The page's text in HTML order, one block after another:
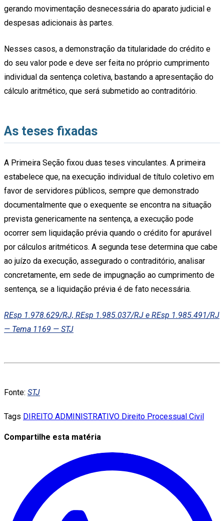
gerando movimentação desnecessária do aparato judicial e
despesas adicionais às partes.
Nesses casos, a demonstração da titularidade do crédito e
do seu valor pode e deve ser feita no próprio cumprimento
individual da sentença coletiva, bastando a apresentação do
cálculo aritmético, que será submetido ao contraditório.
As teses fixadas
A Primeira Seção fixou duas teses vinculantes. A primeira
estabelece que, na execução individual de título coletivo em
favor de servidores públicos, sempre que demonstrado
documentalmente que o exequente se encontra na situação
prevista genericamente na sentença, a execução pode
ocorrer sem liquidação prévia quando o crédito for apurável
por cálculos aritméticos. A segunda tese determina que cabe
ao juízo da execução, assegurado o contraditório, analisar
concretamente, em sede de impugnação ao cumprimento de
sentença, se a liquidação prévia é de fato necessária.
REsp 1.978.629/RJ, REsp 1.985.037/RJ e REsp 1.985.491/RJ
— Tema 1169 — STJ
Fonte: STJ
Tags DIREITO ADMINISTRATIVO Direito Processual Civil
Compartilhe esta matéria